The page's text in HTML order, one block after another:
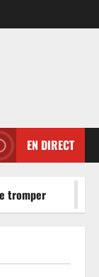
EN DIRECT